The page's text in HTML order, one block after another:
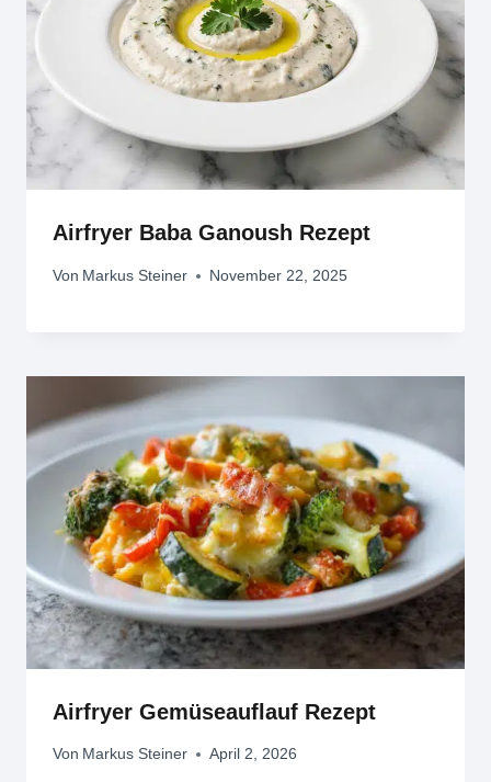
Airfryer Baba Ganoush Rezept
Von Markus Steiner November 22, 2025
Airfryer Gemüseauflauf Rezept
Von Markus Steiner April 2, 2026